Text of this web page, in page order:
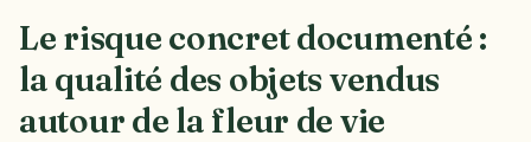
Le risque concret documenté :
la qualité des objets vendus
autour de la fleur de vie